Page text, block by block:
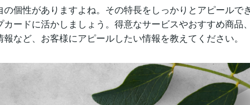
の個性がありますよね。その特長をしっかりとアピールでき
ードに活かしましょう。得意なサービスやおすすめ商品、
など、お客様にアピールしたい情報を教えてください。